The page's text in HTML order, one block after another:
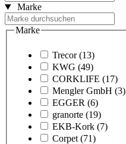
Marke
Marke
Trecor (13)
KWG (49)
CORKLIFE (17)
Mengler GmbH (3)
EGGER (6)
granorte (19)
EKB-Kork (7)
Corpet (71)